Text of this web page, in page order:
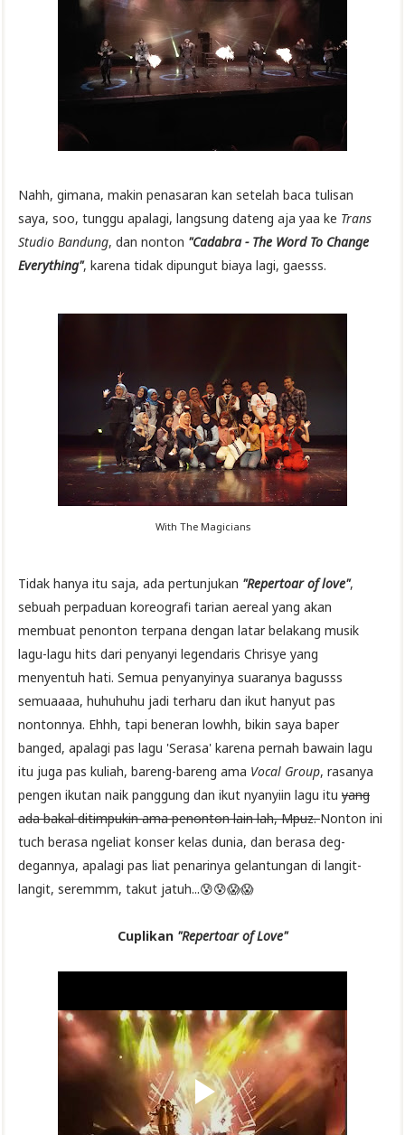
Nahh, gimana, makin penasaran kan setelah baca tulisan
saya, soo, tunggu apalagi, langsung dateng aja yaa ke Trans
Studio Bandung, dan nonton "Cadabra - The Word To Change
Everything", karena tidak dipungut biaya lagi, gaesss.
With The Magicians
Tidak hanya itu saja, ada pertunjukan "Repertoar of love",
sebuah perpaduan koreografi tarian aereal yang akan
membuat penonton terpana dengan latar belakang musik
lagu-lagu hits dari penyanyi legendaris Chrisye yang
menyentuh hati. Semua penyanyinya suaranya bagusss
semuaaaa, huhuhuhu jadi terharu dan ikut hanyut pas
nontonnya. Ehhh, tapi beneran lowhh, bikin saya baper
banged, apalagi pas lagu 'Serasa' karena pernah bawain lagu
itu juga pas kuliah, bareng-bareng ama Vocal Group, rasanya
pengen ikutan naik panggung dan ikut nyanyiin lagu itu yang
ada bakal ditimpukin ama penonton lain lah, Mpuz.Nonton ini
tuch berasa ngeliat konser kelas dunia, dan berasa deg-
degannya, apalagi pas liat penarinya gelantungan di langit-
langit, seremmm, takut jatuh...😰😰😱😱
Cuplikan "Repertoar of Love"